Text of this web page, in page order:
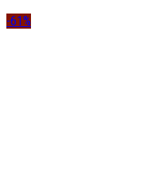
-61%